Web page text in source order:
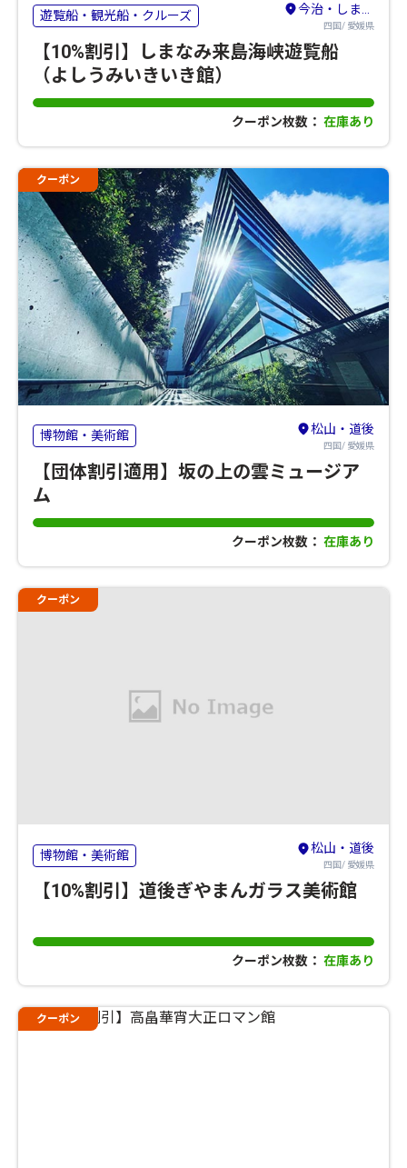
遊覧船・観光船・クルーズ 今治・しまなみ海道
四国/ 愛媛県
【10%割引】しまなみ来島海峡遊覧船
（よしうみいきいき館）
クーポン枚数： 在庫あり
クーポン
博物館・美術館 松山・道後
四国/ 愛媛県
【団体割引適用】坂の上の雲ミュージア
ム
クーポン枚数： 在庫あり
クーポン
博物館・美術館 松山・道後
四国/ 愛媛県
【10%割引】道後ぎやまんガラス美術館
クーポン枚数： 在庫あり
クーポン